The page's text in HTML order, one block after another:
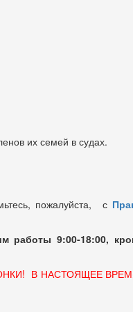
их семей в судах.
пожалуйста, с
работы 9:00-18:00,
В НАСТОЯЩЕЕ